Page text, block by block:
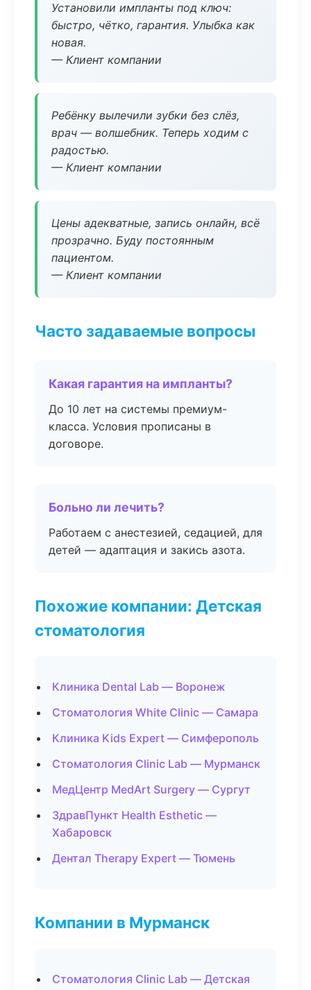
Установили импланты под ключ:
быстро, чётко, гарантия. Улыбка как
новая.
— Клиент компании
Ребёнку вылечили зубки без слёз,
врач — волшебник. Теперь ходим с
радостью.
— Клиент компании
Цены адекватные, запись онлайн, всё
прозрачно. Буду постоянным
пациентом.
— Клиент компании
Часто задаваемые вопросы
Какая гарантия на импланты?
До 10 лет на системы премиум-
класса. Условия прописаны в
договоре.
Больно ли лечить?
Работаем с анестезией, седацией, для
детей — адаптация и закись азота.
Похожие компании: Детская
стоматология
Клиника Dental Lab — Воронеж
Стоматология White Clinic — Самара
Клиника Kids Expert — Симферополь
Стоматология Clinic Lab — Мурманск
МедЦентр MedArt Surgery — Сургут
ЗдравПункт Health Esthetic —
Хабаровск
Дентал Therapy Expert — Тюмень
Компании в Мурманск
Стоматология Clinic Lab — Детская